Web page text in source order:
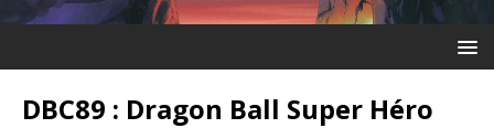
DBC89 : Dragon Ball Super Héro